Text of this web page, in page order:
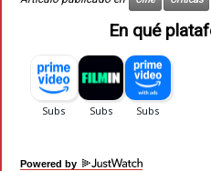
En qué
Powered by